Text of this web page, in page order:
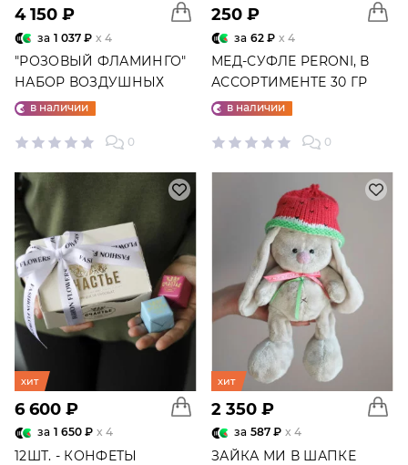
4 150 ₽
за 1 037 ₽ x 4
"РОЗОВЫЙ ФЛАМИНГО"
НАБОР ВОЗДУШНЫХ
ШАРОВ №25
в наличии
0
250 ₽
за 62 ₽ x 4
МЕД-СУФЛЕ PERONI, В
АССОРТИМЕНТЕ 30 ГР
в наличии
0
хит
6 600 ₽
за 1 650 ₽ x 4
12ШТ. - КОНФЕТЫ
хит
2 350 ₽
за 587 ₽ x 4
ЗАЙКА МИ В ШАПКЕ